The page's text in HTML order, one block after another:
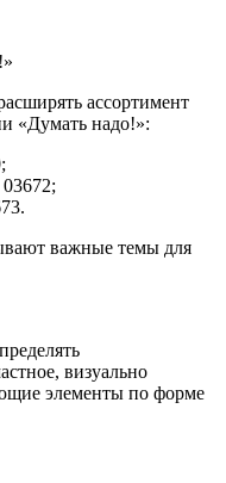
ассортимент
«Думать надо!»:
важные темы для
визуально
элементы по форме